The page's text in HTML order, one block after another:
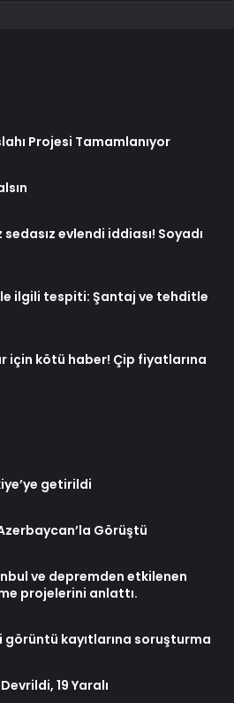
Projesi Tamamlanıyor
sedasız evlendi iddiası! Soyadı
ile ilgili tespiti: Şantaj ve tehditle
için kötü haber! Çip fiyatlarına
getirildi
Görüştü
ve depremden etkilenen
projelerini anlattı.
görüntü kayıtlarına soruşturma
19 Yaralı